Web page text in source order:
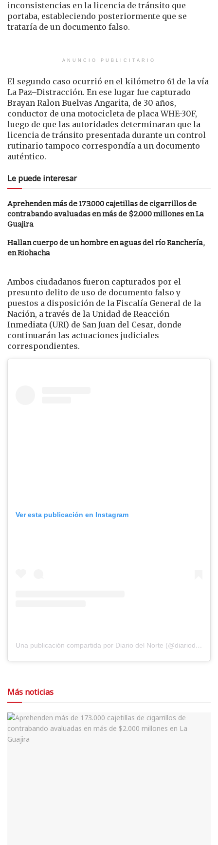
inconsistencias en la licencia de tránsito que
portaba, estableciendo posteriormente que se
trataría de un documento falso.
ANUNCIO PUBLICITARIO
El segundo caso ocurrió en el kilómetro 61 de la vía
La Paz–Distracción. En ese lugar fue capturado
Brayan Ralon Buelvas Angarita, de 30 años,
conductor de una motocicleta de placa WHE-30F,
luego de que las autoridades determinaran que la
licencia de tránsito presentada durante un control
rutinario tampoco correspondía a un documento
auténtico.
Le puede interesar
Aprehenden más de 173.000 cajetillas de cigarrillos de
contrabando avaluadas en más de $2.000 millones en La
Guajira
Hallan cuerpo de un hombre en aguas del río Ranchería,
en Riohacha
Ambos ciudadanos fueron capturados por el
presunto delito de uso de documento falso y
puestos a disposición de la Fiscalía General de la
Nación, a través de la Unidad de Reacción
Inmediata (URI) de San Juan del Cesar, donde
continuarán las actuaciones judiciales
correspondientes.
Ver esta publicación en Instagram
Una publicación compartida por Diario del Norte (@diariodelnorte)
Más noticias